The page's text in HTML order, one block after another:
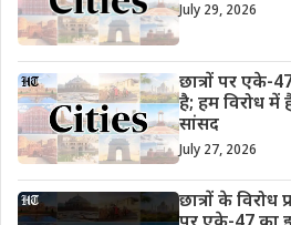
July 29, 2026
छात्रों पर एके-
है; हम विरोध में
सांसद
July 27, 2026
छात्रों के विरोध